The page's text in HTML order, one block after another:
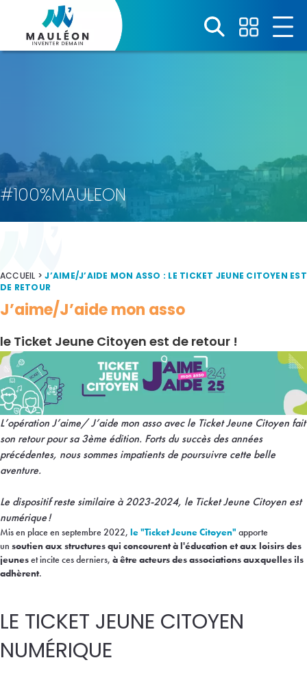
#100%MAULEON
ACCUEIL >J’AIME/J’AIDE MON ASSO : LE TICKET JEUNE CITOYEN EST
DE RETOUR
J’aime/J’aide mon asso
le Ticket Jeune Citoyen est de retour !
L’opération J’aime/ J’aide mon asso avec le Ticket Jeune Citoyen fait
son retour pour sa 3ème édition. Forts du succès des années
précédentes, nous sommes impatients de poursuivre cette belle
aventure.
Le dispositif reste similaire à 2023-2024, le Ticket Jeune Citoyen est
numérique !
Mis en place en septembre 2022, le "Ticket Jeune Citoyen" apporte
un soutien aux structures qui concourent à l'éducation et aux loisirs des
jeuneset incite ces derniers, à être acteurs des associations auxquelles ils
adhèrent.
LE TICKET JEUNE CITOYEN
NUMÉRIQUE
Panneau de gestion des cookies